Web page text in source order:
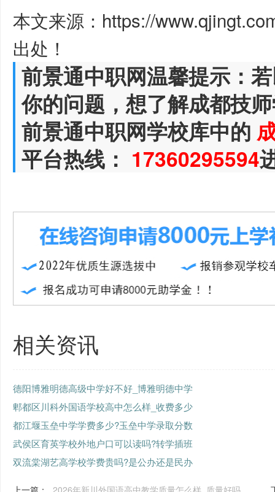
本文来源：https://
出处！
前景通中职网温馨提示：
你的问题，想了解成都技
前景通中职网学校库中的
平台热线： 17360295594
相关资讯
德阳博雅明德高级中学好不好_博雅明德中学
郫都区川科外国语学校高中怎么样_收费多少
都江堰玉垒中学学费多少?玉垒中学录取分数
武侯区育英学校外地户口可以读吗?转学插班
双流棠湖艺高学校学费贵吗?是公办还是民办
上一篇： 2026年新川外国语高中教学质量怎么样_质量好吗